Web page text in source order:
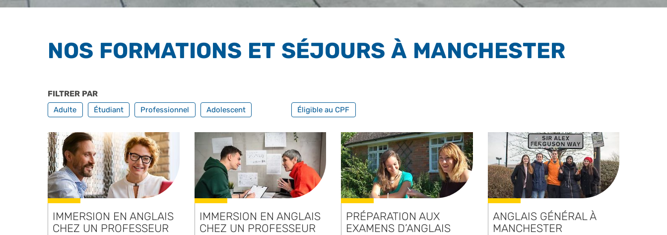
NOS FORMATIONS ET SÉJOURS À MANCHESTER
FILTRER PAR
Adulte Étudiant Professionnel Adolescent Éligible au CPF
IMMERSION EN ANGLAIS
CHEZ UN PROFESSEUR
IMMERSION EN ANGLAIS
CHEZ UN PROFESSEUR
PRÉPARATION AUX
EXAMENS D’ANGLAIS
ANGLAIS GÉNÉRAL À
MANCHESTER